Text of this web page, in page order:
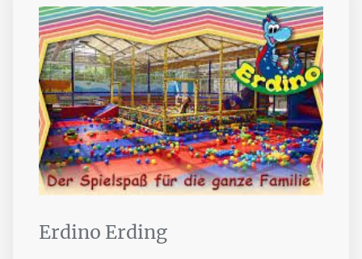
Erdino Erding